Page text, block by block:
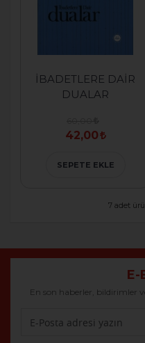
İBADETLERE DAİR
DUALAR
42,00
SEPETE EKLE
7 adet
E-
En son haberler, bildirimler